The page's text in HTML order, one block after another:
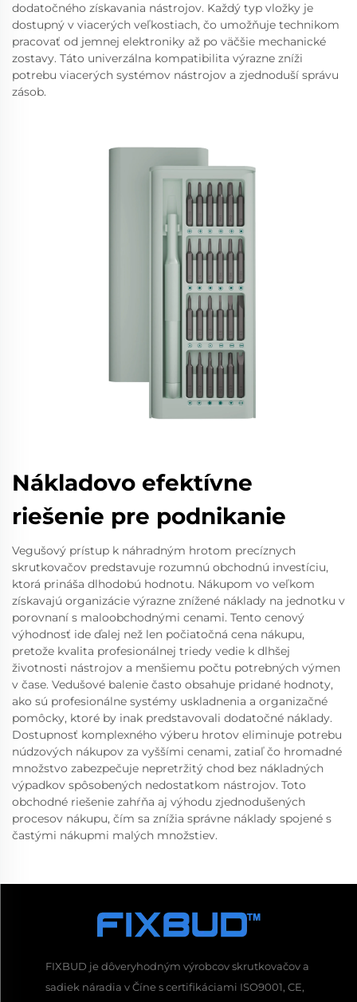
dodatočného získavania nástrojov. Každý typ vložky je
dostupný v viacerých veľkostiach, čo umožňuje technikom
pracovať od jemnej elektroniky až po väčšie mechanické
zostavy. Táto univerzálna kompatibilita výrazne zníži
potrebu viacerých systémov nástrojov a zjednoduší správu
zásob.
Nákladovo efektívne
riešenie pre podnikanie
Vegušový prístup k náhradným hrotom precíznych
skrutkovačov predstavuje rozumnú obchodnú investíciu,
ktorá prináša dlhodobú hodnotu. Nákupom vo veľkom
získavajú organizácie výrazne znížené náklady na jednotku v
porovnaní s maloobchodnými cenami. Tento cenový
výhodnosť ide ďalej než len počiatočná cena nákupu,
pretože kvalita profesionálnej triedy vedie k dlhšej
životnosti nástrojov a menšiemu počtu potrebných výmen
v čase. Vedušové balenie často obsahuje pridané hodnoty,
ako sú profesionálne systémy uskladnenia a organizačné
pomôcky, ktoré by inak predstavovali dodatočné náklady.
Dostupnosť komplexného výberu hrotov eliminuje potrebu
núdzových nákupov za vyššími cenami, zatiaľ čo hromadné
množstvo zabezpečuje nepretržitý chod bez nákladných
výpadkov spôsobených nedostatkom nástrojov. Toto
obchodné riešenie zahŕňa aj výhodu zjednodušených
procesov nákupu, čím sa znížia správne náklady spojené s
častými nákupmi malých množstiev.
FIXBUD je dôveryhodným výrobcov skrutkovačov a
sadiek náradia v Číne s certifikáciami ISO9001, CE,